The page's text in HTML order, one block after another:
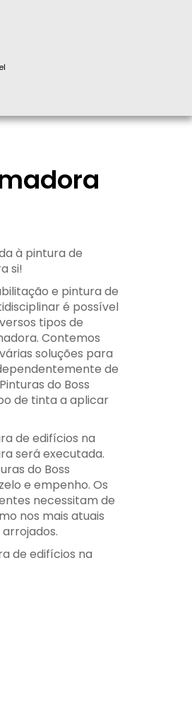
à pintura de
si!
e pintura de
é possível
tipos de
Contemos
soluções para
de
do Boss
de tinta a aplicar
de edifícios na
será executada.
do Boss
e empenho. Os
necessitam de
nos mais atuais
de edifícios na